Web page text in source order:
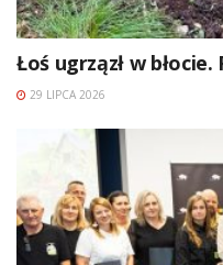
Łoś ugrzązł w
29 LIPCA 2026